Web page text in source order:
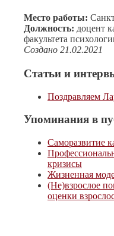
Место работы:
Должность: доцент
факультета
Создано 21.02.2021
Статьи и
Поздравляем
Упоминания в
Cаморазвитие
кризисы
Жизненная
(Не)взрослое
оценки